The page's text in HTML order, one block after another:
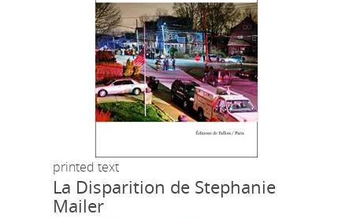
printed text
La Disparition de Stephanie
Mailer